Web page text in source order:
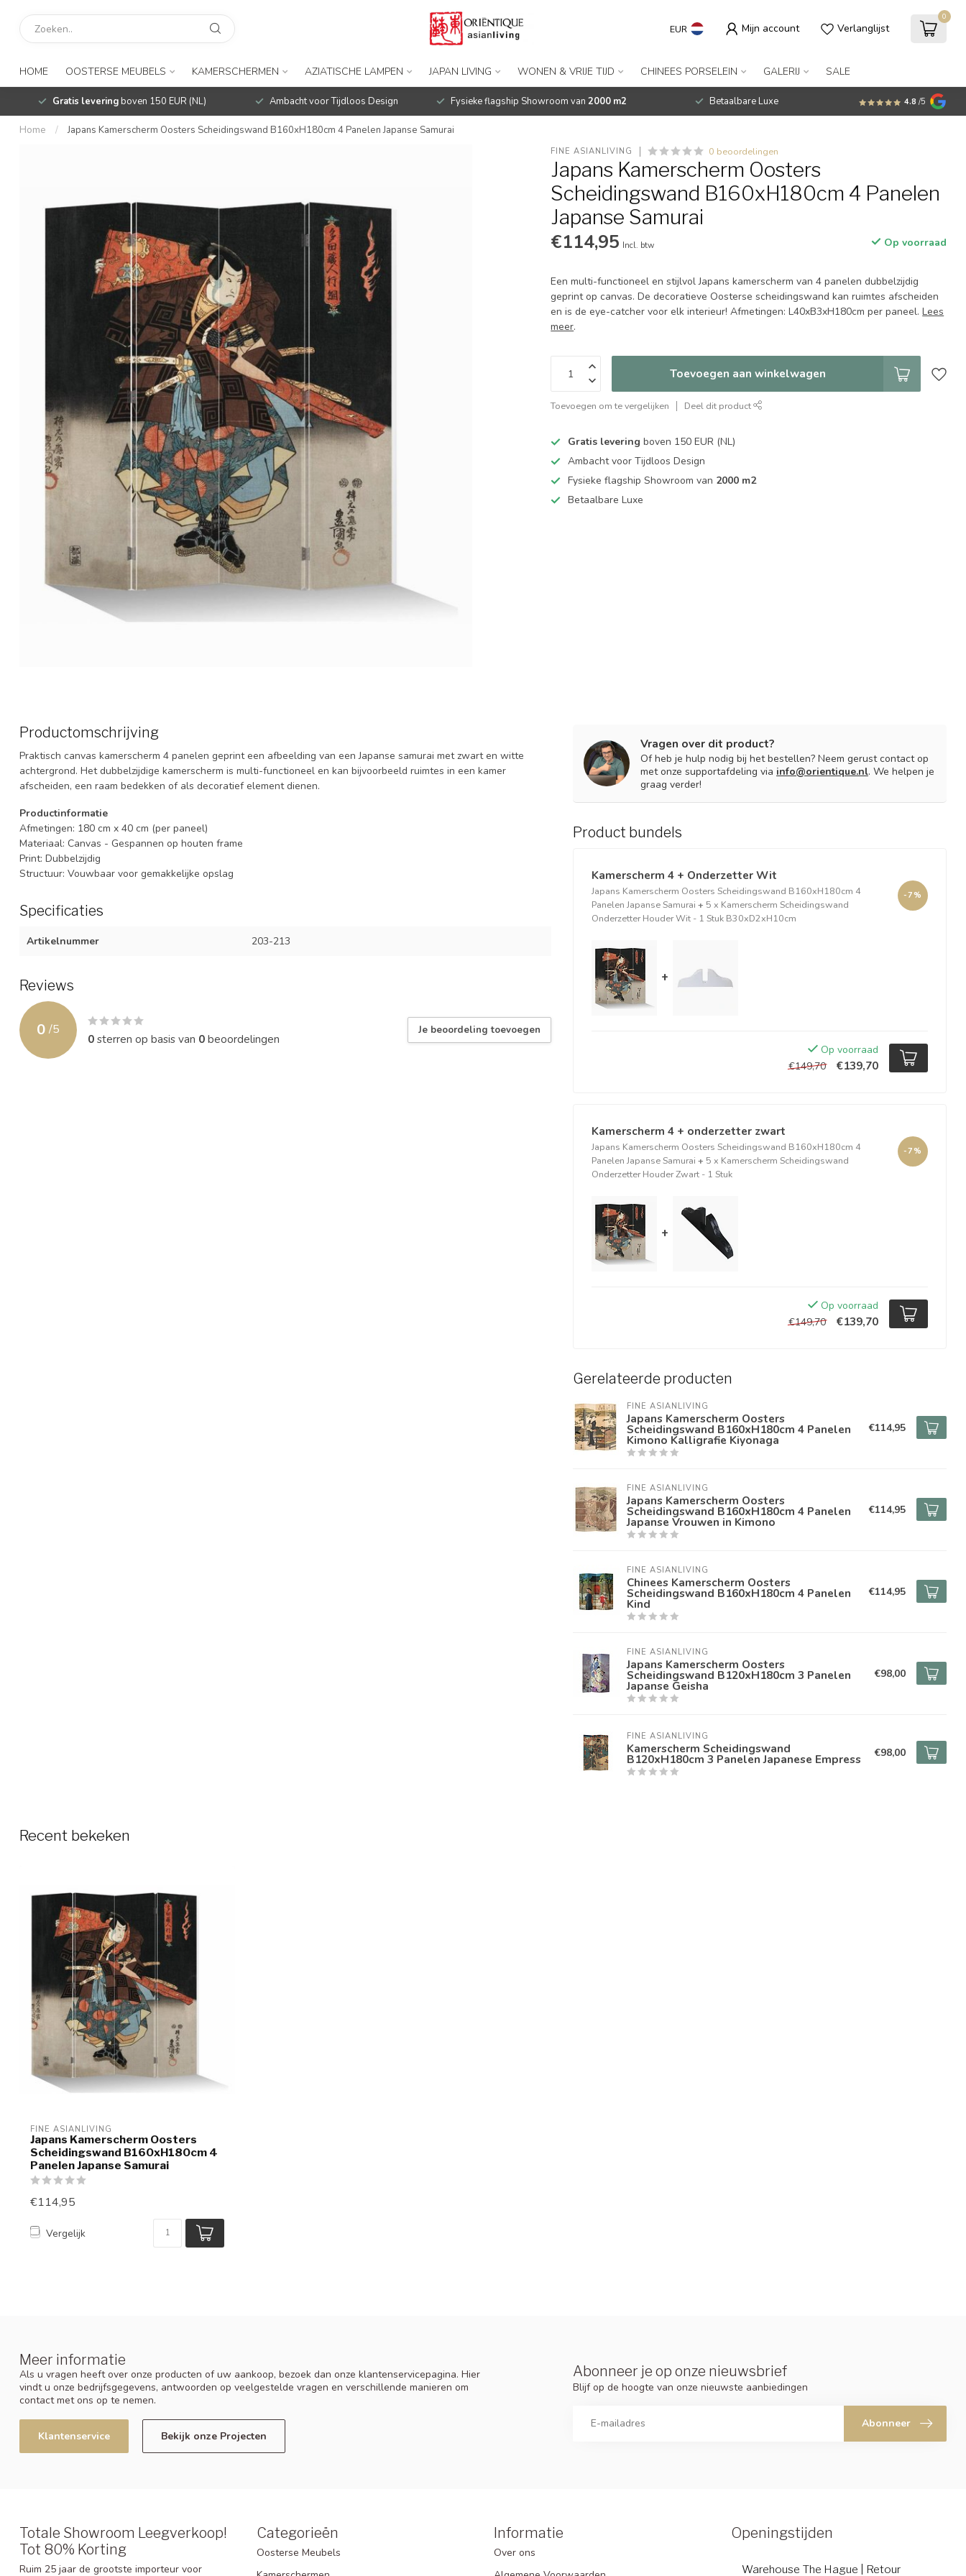
EUR Mijn account Verlanglijst
0
HOME OOSTERSE MEUBELS KAMERSCHERMEN AZIATISCHE LAMPEN JAPAN LIVING WONEN & VRIJE TIJD CHINEES PORSELEIN GALERIJ SALE
Gratis leveringboven 150 EUR (NL) Ambacht voor Tijdloos Design Fysieke flagship Showroom van 2000 m2 Betaalbare Luxe 4.8 /5
Home / Japans Kamerscherm Oosters Scheidingswand B160xH180cm 4 Panelen Japanse Samurai
FINE ASIANLIVING 0 beoordelingen
Japans Kamerscherm Oosters
Scheidingswand B160xH180cm 4 Panelen
Japanse Samurai
€114,95 Incl. btw Op voorraad
Een multi-functioneel en stijlvol Japans kamerscherm van 4 panelen dubbelzijdig
geprint op canvas. De decoratieve Oosterse scheidingswand kan ruimtes afscheiden
en is de eye-catcher voor elk interieur! Afmetingen: L40xB3xH180cm per paneel.Lees
meer.
Toevoegen aan winkelwagen
Toevoegen om te vergelijken Deel dit product
Gratis levering boven 150 EUR (NL)
Ambacht voor Tijdloos Design
Fysieke flagship Showroom van 2000 m2
Betaalbare Luxe
Productomschrijving
Praktisch canvas kamerscherm 4 panelen geprint een afbeelding van een Japanse samurai met zwart en witte
achtergrond. Het dubbelzijdige kamerscherm is multi-functioneel en kan bijvoorbeeld ruimtes in een kamer
afscheiden, een raam bedekken of als decoratief element dienen.
Productinformatie
Afmetingen: 180 cm x 40 cm (per paneel)
Materiaal: Canvas - Gespannen op houten frame
Print: Dubbelzijdig
Structuur: Vouwbaar voor gemakkelijke opslag
Specificaties
Artikelnummer 203-213
Reviews
0 /5
0sterren op basis van 0beoordelingen
Je beoordeling toevoegen
Vragen over dit product?
Of heb je hulp nodig bij het bestellen? Neem gerust contact op
met onze supportafdeling via info@orientique.nl. We helpen je
graag verder!
Product bundels
Kamerscherm 4 + Onderzetter Wit
Japans Kamerscherm Oosters Scheidingswand B160xH180cm 4
Panelen Japanse Samurai + 5 x Kamerscherm Scheidingswand
Onderzetter Houder Wit - 1 Stuk B30xD2xH10cm
-7%
+
Op voorraad
€149,70
€139,70
Kamerscherm 4 + onderzetter zwart
Japans Kamerscherm Oosters Scheidingswand B160xH180cm 4
Panelen Japanse Samurai + 5 x Kamerscherm Scheidingswand
Onderzetter Houder Zwart - 1 Stuk
-7%
+
Op voorraad
€149,70
€139,70
Gerelateerde producten
FINE ASIANLIVING
Japans Kamerscherm Oosters
Scheidingswand B160xH180cm 4 Panelen
Kimono Kalligrafie Kiyonaga
€114,95
FINE ASIANLIVING
Japans Kamerscherm Oosters
Scheidingswand B160xH180cm 4 Panelen
Japanse Vrouwen in Kimono
€114,95
FINE ASIANLIVING
Chinees Kamerscherm Oosters
Scheidingswand B160xH180cm 4 Panelen
Kind
€114,95
FINE ASIANLIVING
Japans Kamerscherm Oosters
Scheidingswand B120xH180cm 3 Panelen
Japanse Geisha
€98,00
FINE ASIANLIVING
Kamerscherm Scheidingswand
B120xH180cm 3 Panelen Japanese Empress €98,00
Recent bekeken
FINE ASIANLIVING
Japans Kamerscherm Oosters
Scheidingswand B160xH180cm 4
Panelen Japanse Samurai
€114,95
Vergelijk
Meer informatie
Als u vragen heeft over onze producten of uw aankoop, bezoek dan onze klantenservicepagina. Hier
vindt u onze bedrijfsgegevens, antwoorden op veelgestelde vragen en verschillende manieren om
contact met ons op te nemen.
Klantenservice Bekijk onze Projecten
Abonneer je op onze nieuwsbrief
Blijf op de hoogte van onze nieuwste aanbiedingen
Abonneer
Totale Showroom Leegverkoop!
Tot 80% Korting
Ruim 25 jaar de grootste importeur voor
Categorieën
Oosterse Meubels
Informatie
Over ons
Openingstijden
Warehouse The Hague | Retour